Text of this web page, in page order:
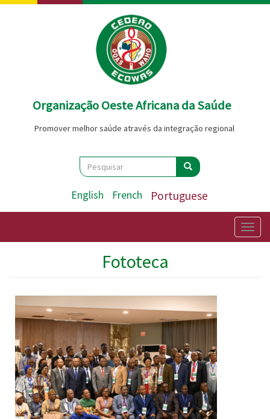
Passar
Organização Oeste Africana da Saúde
Promover melhor saúde através da integração regional
Search
Pesquisar Pesquisar
English French Portuguese
Fototeca
Imagem